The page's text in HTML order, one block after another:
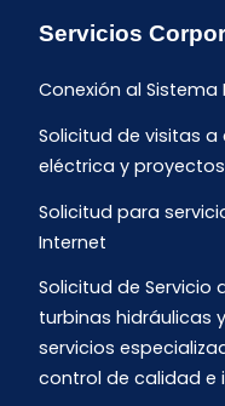
Servicios
Conexión al
Solicitud de visitas
eléctrica y
Solicitud para
Internet
Solicitud de Servicio
turbinas hidráulicas
servicios
control de calidad e